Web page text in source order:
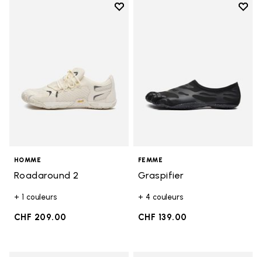
Add to wishlist
HOMME
Roadaround 2
+ 1 couleurs
CHF 209.00
Add
FEMME
Graspifier
+ 4 couleurs
CHF 139.00